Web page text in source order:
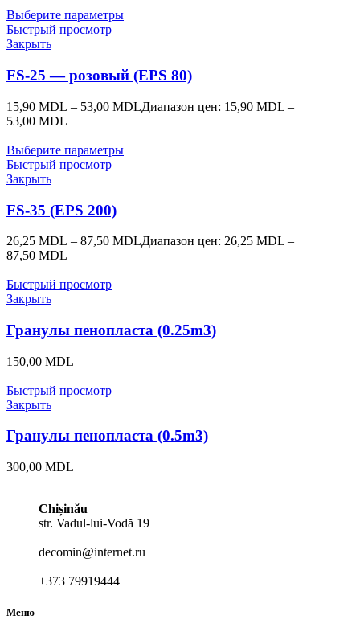
Выберите параметры
Быстрый просмотр
Закрыть
FS-25 — розовый (EPS 80)
15,90 MDL – 53,00 MDLДиапазон цен: 15,90 MDL –
53,00 MDL
Выберите параметры
Быстрый просмотр
Закрыть
FS-35 (EPS 200)
26,25 MDL – 87,50 MDLДиапазон цен: 26,25 MDL –
87,50 MDL
Быстрый просмотр
Закрыть
Гранулы пенопласта (0.25m3)
150,00 MDL
Быстрый просмотр
Закрыть
Гранулы пенопласта (0.5m3)
300,00 MDL
Chișinău
str. Vadul-lui-Vodă 19
decomin@internet.ru
+373 79919444
Меню